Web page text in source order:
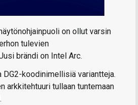
on ollut varsin
tulevien
brändi on Intel Arc.
koodinimellisiä variantteja.
arkkitehtuuri tullaan tuntemaan